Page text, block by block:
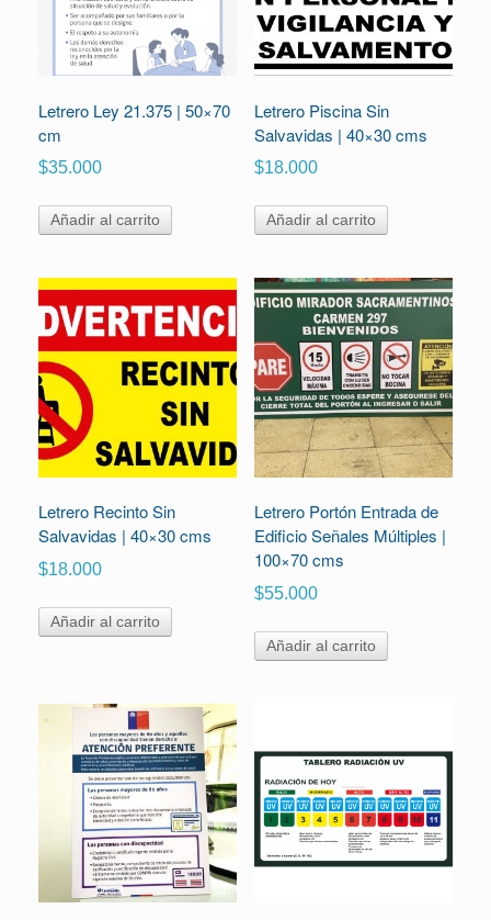
Letrero Ley 21.375 | 50×70
cm
$35.000
Añadir al carrito
Letrero Piscina Sin
Salvavidas | 40×30 cms
$18.000
Añadir al carrito
Letrero Recinto Sin
Salvavidas | 40×30 cms
$18.000
Añadir al carrito
Letrero Portón Entrada de
Edificio Señales Múltiples |
100×70 cms
$55.000
Añadir al carrito